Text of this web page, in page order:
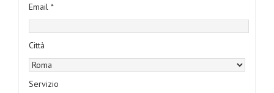
Email *
Città
Servizio